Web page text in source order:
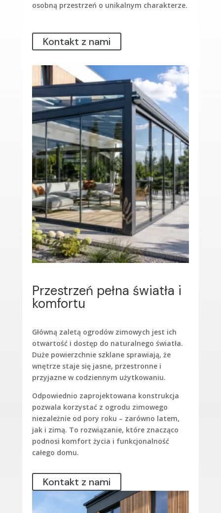
osobną przestrzeń o unikalnym charakterze.
Kontakt z nami
Przestrzeń pełna światła i
komfortu
Główną zaletą ogrodów zimowych jest ich
otwartość i dostęp do naturalnego światła.
Duże powierzchnie szklane sprawiają, że
wnętrze staje się jasne, przestronne i
przyjazne w codziennym użytkowaniu.
Odpowiednio zaprojektowana konstrukcja
pozwala korzystać z ogrodu zimowego
niezależnie od pory roku – zarówno latem,
jak i zimą. To rozwiązanie, które znacząco
podnosi komfort życia i funkcjonalność
całego domu.
Kontakt z nami